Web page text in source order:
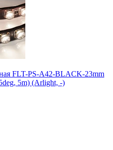
FLT-PS-A42-BLACK-23mm
5m) (Arlight, -)